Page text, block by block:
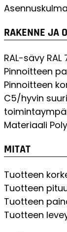
Asennuskulma
RAKENNE JA
RAL-sävy RAL
Pinnoitteen
Pinnoitteen
C5/hyvin
Materiaali
MITAT
Tuotteen
Tuotteen
Tuotteen
Tuotteen